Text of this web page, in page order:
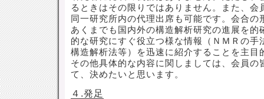
るときはその限りではありません。また、会
同一研究所内の代理出席も可能です。会合の
あくまでも国内外の構造解析研究の進展を的
的な研究にすぐ役立つ様な情報（ＮＭＲの手
構造解析法等）を迅速に紹介することを主目
その他具体的な内容に関しましては、会員の
て、決めたいと思います。
４.発足